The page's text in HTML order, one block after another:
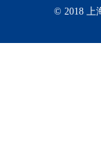
© 2018 上